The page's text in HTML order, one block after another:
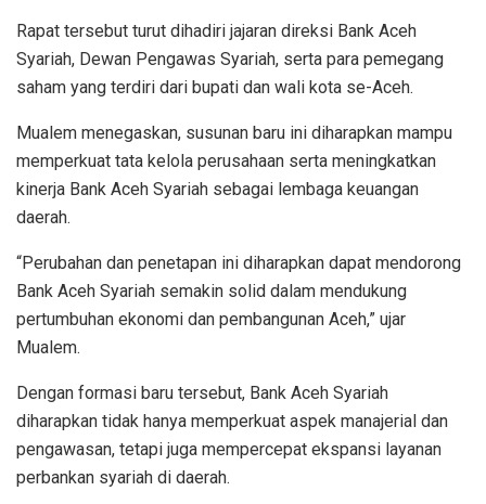
Rapat tersebut turut dihadiri jajaran direksi Bank Aceh
Syariah, Dewan Pengawas Syariah, serta para pemegang
saham yang terdiri dari bupati dan wali kota se-Aceh.
Mualem menegaskan, susunan baru ini diharapkan mampu
memperkuat tata kelola perusahaan serta meningkatkan
kinerja Bank Aceh Syariah sebagai lembaga keuangan
daerah.
“Perubahan dan penetapan ini diharapkan dapat mendorong
Bank Aceh Syariah semakin solid dalam mendukung
pertumbuhan ekonomi dan pembangunan Aceh,” ujar
Mualem.
Dengan formasi baru tersebut, Bank Aceh Syariah
diharapkan tidak hanya memperkuat aspek manajerial dan
pengawasan, tetapi juga mempercepat ekspansi layanan
perbankan syariah di daerah.